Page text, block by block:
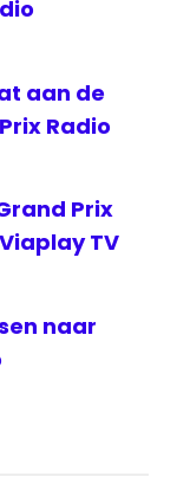
aan de
Radio
Prix
TV
naar